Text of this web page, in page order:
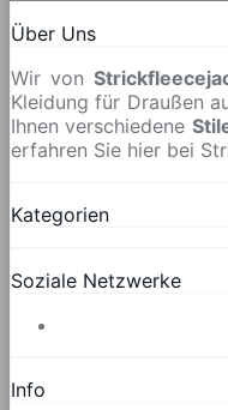
Über Uns
Wir von
Kleidung für Draußen
Ihnen verschiedene
erfahren Sie hier bei
Kategorien
Soziale Netzwerke
Info